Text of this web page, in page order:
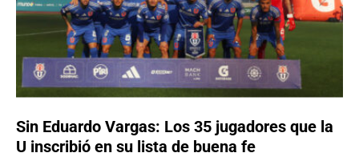
Sin Eduardo Vargas: Los 35 jugadores que la
U inscribió en su lista de buena fe